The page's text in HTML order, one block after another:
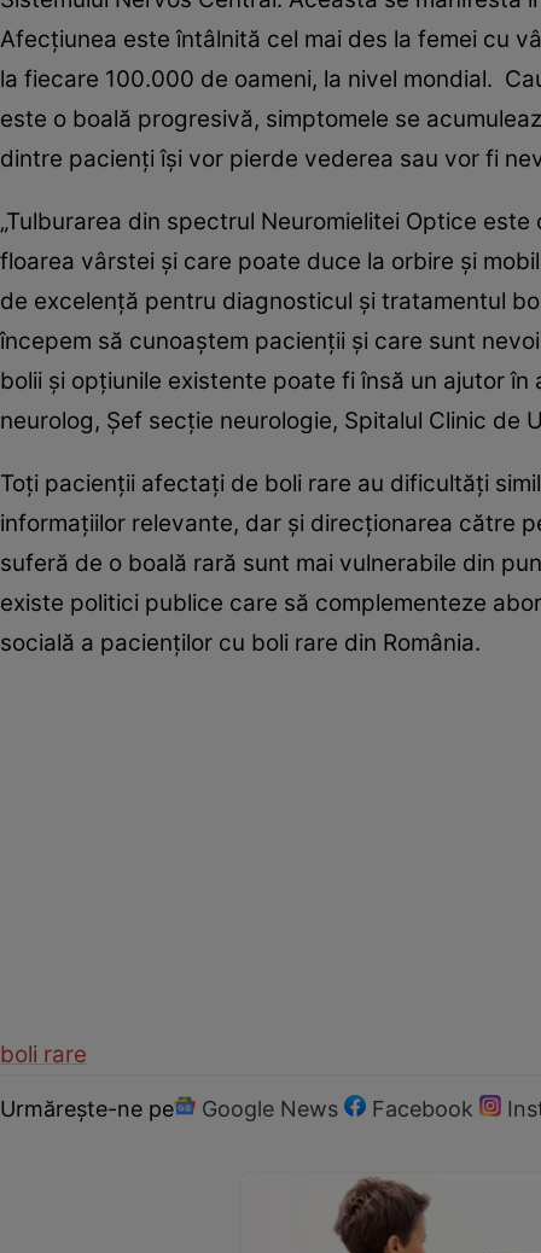
Afecţiunea este întâlnită cel mai des la femei cu
la fiecare 100.000 de oameni, la nivel mondial.
este o boală progresivă, simptomele se
dintre pacienţi îşi vor pierde vederea sau vor fi
„Tulburarea din spectrul Neuromielitei Optice
floarea vârstei şi care poate duce la orbire şi
de excelenţă pentru diagnosticul şi tratamentul
începem să cunoaştem pacienţii şi care sunt
bolii şi opţiunile existente poate fi însă un ajutor
neurolog, Şef secţie neurologie, Spitalul Clinic de
Toţi pacienţii afectaţi de boli rare au dificultăţi
informaţiilor relevante, dar şi direcţionarea către
suferă de o boală rară sunt mai vulnerabile din
existe politici publice care să complementeze
socială a pacienţilor cu boli rare din România.
boli rare
Urmărește-ne pe Google News Facebook